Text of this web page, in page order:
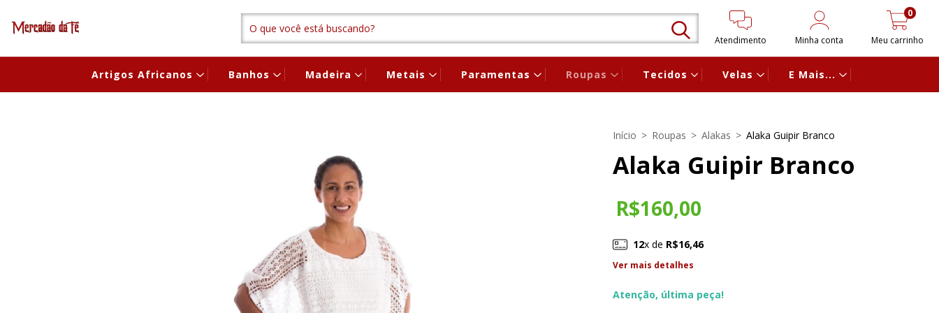
Atendimento Minha conta Meu carrinho
0
Artigos Africanos Banhos Madeira Metais Paramentas Roupas Tecidos Velas E Mais...
Início > Roupas > Alakas > Alaka Guipir Branco
Alaka Guipir Branco
R$160,00
12x de R$16,46
Ver mais detalhes
Atenção, última peça!